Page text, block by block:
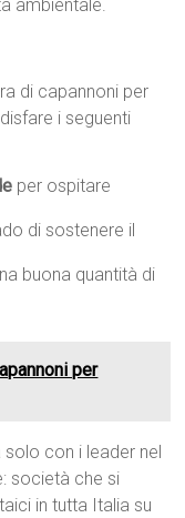
ambientale.
di capannoni per
i seguenti
per ospitare
di sostenere il
buona quantità di
per
con i leader nel
società che si
in tutta Italia su